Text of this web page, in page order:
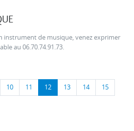
instrument de musique, venez exprimer
au 06.70.74.91.73.
10 11 12 13 14 15